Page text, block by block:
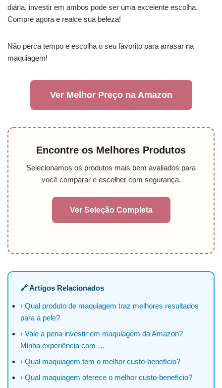
diária, investir em ambos pode ser uma excelente escolha.
Compre agora e realce sua beleza!
Não perca tempo e escolha o seu favorito para arrasar na
maquiagem!
Ver Melhor Preço na Amazon
Encontre os Melhores Produtos
Selecionamos os produtos mais bem avaliados para
você comparar e escolher com segurança.
Ver Seleção Completa
🔗 Artigos Relacionados
› Qual produto de maquiagem traz melhores resultados
para a pele?
› Vale a pena investir em maquiagem da Amazon?
Minha experiência com …
› Qual maquiagem tem o melhor custo-benefício?
› Qual maquiagem oferece o melhor custo-benefício?